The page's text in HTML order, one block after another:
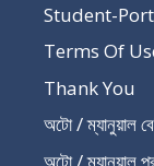
Student-
Terms Of
Thank You
অটো / ম্যানুয়াল
অটো / ম্যানুয়াল